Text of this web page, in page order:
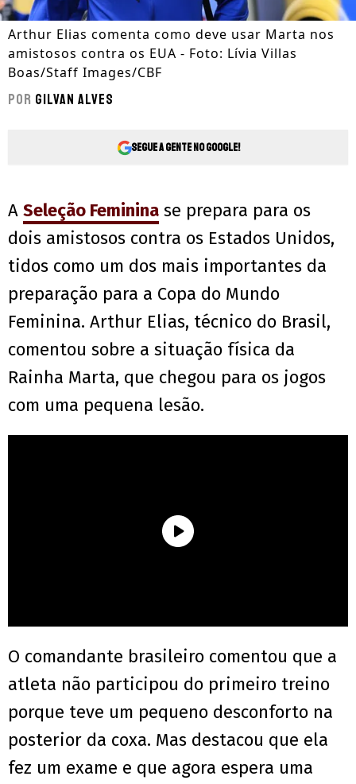
Arthur Elias comenta como deve usar Marta nos
amistosos contra os EUA - Foto: Lívia Villas
Boas/Staff Images/CBF
Por Gilvan Alves
Segue a gente no Google!
A Seleção Feminina se prepara para os
dois amistosos contra os Estados Unidos,
tidos como um dos mais importantes da
preparação para a Copa do Mundo
Feminina. Arthur Elias, técnico do Brasil,
comentou sobre a situação física da
Rainha Marta, que chegou para os jogos
com uma pequena lesão.
O comandante brasileiro comentou que a
atleta não participou do primeiro treino
porque teve um pequeno desconforto na
posterior da coxa. Mas destacou que ela
fez um exame e que agora espera uma